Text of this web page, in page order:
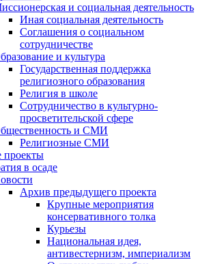
и социальная деятельность
Иная социальная деятельность
Соглашения о социальном
сотрудничестве
и культура
Государственная поддержка
религиозного образования
Религия в школе
Сотрудничество в культурно-
просветительской сфере
и СМИ
Религиозные СМИ
проекты
в осаде
Архив предыдущего проекта
Крупные мероприятия
консервативного толка
Курьезы
Национальная идея,
антивестернизм, империализм